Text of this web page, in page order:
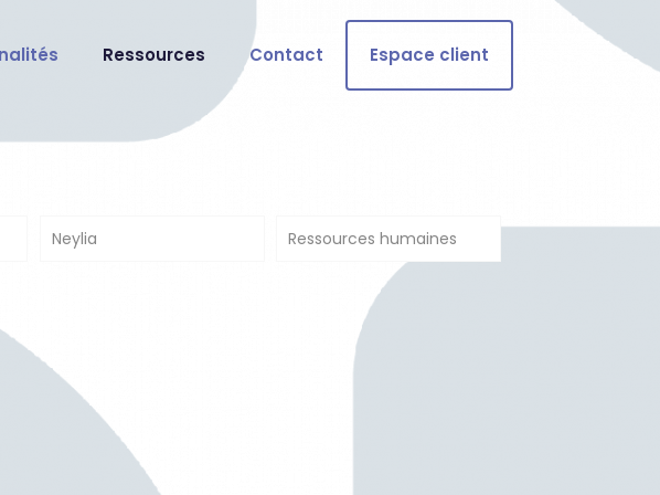
Ressources Contact Espace client
Neylia Ressources humaines